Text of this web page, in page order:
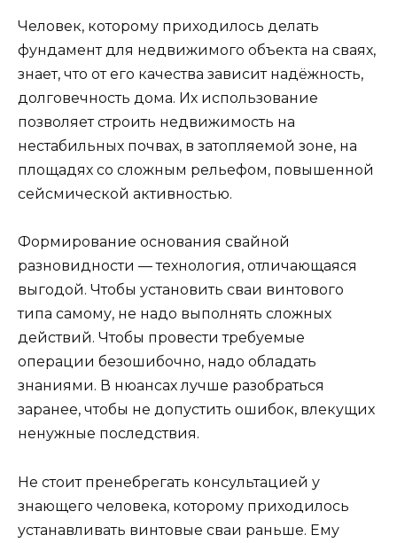
Человек, которому приходилось делать
фундамент для недвижимого объекта на сваях,
знает, что от его качества зависит надёжность,
долговечность дома. Их использование
позволяет строить недвижимость на
нестабильных почвах, в затопляемой зоне, на
площадях со сложным рельефом, повышенной
сейсмической активностью.
Формирование основания свайной
разновидности — технология, отличающаяся
выгодой. Чтобы установить сваи винтового
типа самому, не надо выполнять сложных
действий. Чтобы провести требуемые
операции безошибочно, надо обладать
знаниями. В нюансах лучше разобраться
заранее, чтобы не допустить ошибок, влекущих
ненужные последствия.
Не стоит пренебрегать консультацией у
знающего человека, которому приходилось
устанавливать винтовые сваи раньше. Ему